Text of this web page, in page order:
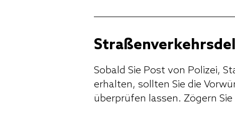
Sobald Sie Post von Polizei,
erhalten, sollten Sie die
überprüfen lassen. Zögern